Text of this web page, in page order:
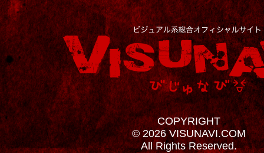
COPYRIGHT
© 2026 VISUNAVI.COM
All Rights Reserved.